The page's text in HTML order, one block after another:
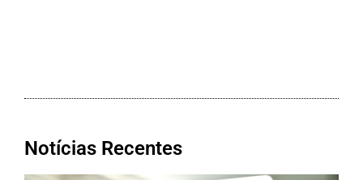
Notícias Recentes